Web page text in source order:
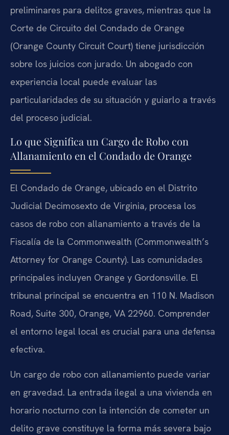
preliminares para delitos graves, mientras que la
Corte de Circuito del Condado de Orange
(Orange County Circuit Court) tiene jurisdicción
sobre los juicios con jurado. Un abogado con
experiencia local puede evaluar las
particularidades de su situación y guiarlo a través
del proceso judicial.
Lo que Significa un Cargo de Robo con
Allanamiento en el Condado de Orange
El Condado de Orange, ubicado en el Distrito
Judicial Decimosexto de Virginia, procesa los
casos de robo con allanamiento a través de la
Fiscalía de la Commonwealth (Commonwealth’s
Attorney for Orange County). Las comunidades
principales incluyen Orange y Gordonsville. El
tribunal principal se encuentra en 110 N. Madison
Road, Suite 300, Orange, VA 22960. Comprender
el entorno legal local es crucial para una defensa
efectiva.
Un cargo de robo con allanamiento puede variar
en gravedad. La entrada ilegal a una vivienda en
horario nocturno con la intención de cometer un
delito grave constituye la forma más severa bajo